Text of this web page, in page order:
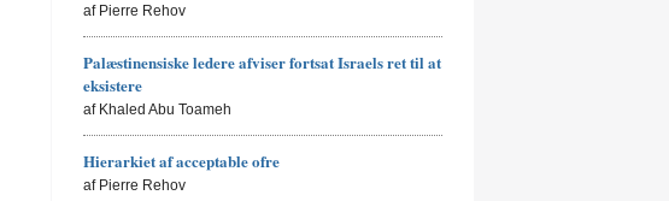
af Pierre Rehov
Palæstinensiske ledere afviser fortsat Israels ret til at
eksistere
af Khaled Abu Toameh
Hierarkiet af acceptable ofre
af Pierre Rehov